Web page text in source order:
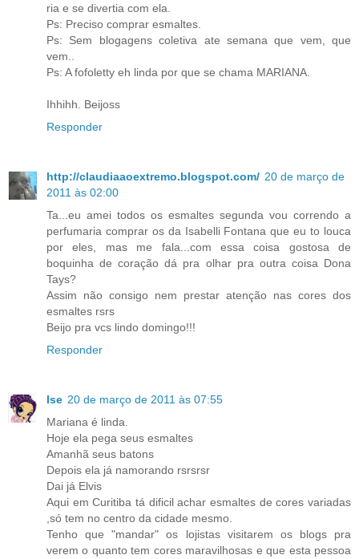
ria e se divertia com ela.
Ps: Preciso comprar esmaltes.
Ps: Sem blogagens coletiva ate semana que vem, que
vem..
Ps: A fofoletty eh linda por que se chama MARIANA.
Ihhihh. Beijoss
Responder
http://claudiaaoextremo.blogspot.com/ 20 de março de
2011 às 02:00
Ta...eu amei todos os esmaltes segunda vou correndo a
perfumaria comprar os da Isabelli Fontana que eu to louca
por eles, mas me fala...com essa coisa gostosa de
boquinha de coração dá pra olhar pra outra coisa Dona
Tays?
Assim não consigo nem prestar atenção nas cores dos
esmaltes rsrs
Beijo pra vcs lindo domingo!!!
Responder
Ise 20 de março de 2011 às 07:55
Mariana é linda.
Hoje ela pega seus esmaltes
Amanhã seus batons
Depois ela já namorando rsrsrsr
Dai já Elvis
Aqui em Curitiba tá dificil achar esmaltes de cores variadas
,só tem no centro da cidade mesmo.
Tenho que "mandar" os lojistas visitarem os blogs pra
verem o quanto tem cores maravilhosas e que esta pessoa